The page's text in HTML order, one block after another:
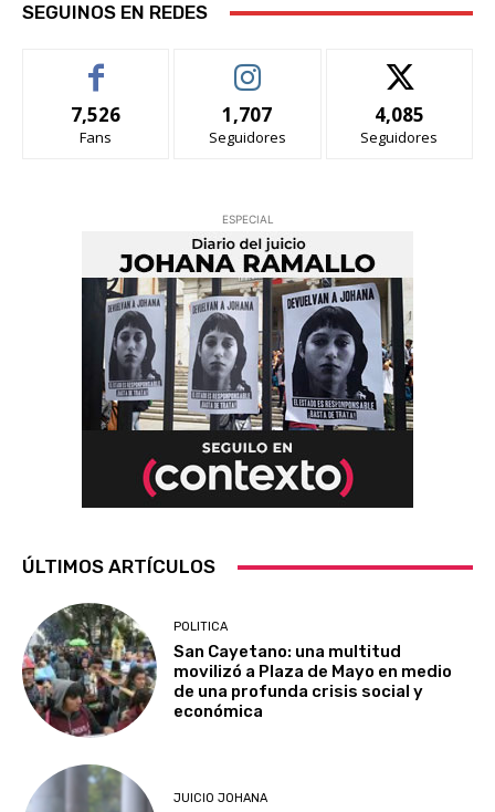
SEGUINOS EN REDES
7,526
Fans
1,707
Seguidores
4,085
Seguidores
ESPECIAL
ÚLTIMOS ARTÍCULOS
POLITICA
San Cayetano: una multitud
movilizó a Plaza de Mayo en medio
de una profunda crisis social y
económica
JUICIO JOHANA